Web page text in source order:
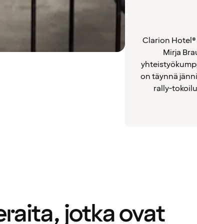
Clarion
Mirja
on täynnä
rally-
jotka ovat